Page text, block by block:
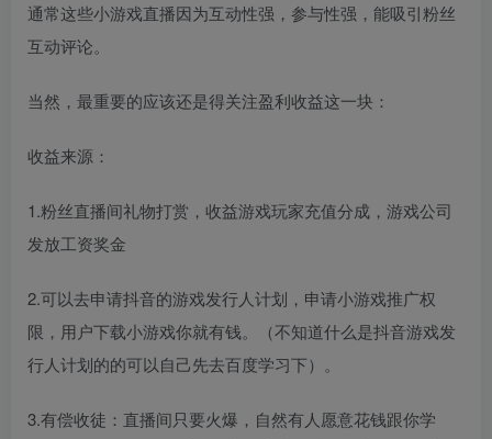
通常这些小游戏直播因为互动性强，参与性强，能吸引粉丝
互动评论。
当然，最重要的应该还是得关注盈利收益这一块：
收益来源：
1.粉丝直播间礼物打赏，收益游戏玩家充值分成，游戏公司
发放工资奖金
2.可以去申请抖音的游戏发行人计划，申请小游戏推广权
限，用户下载小游戏你就有钱。（不知道什么是抖音游戏发
行人计划的的可以自己先去百度学习下）。
3.有偿收徒：直播间只要火爆，自然有人愿意花钱跟你学